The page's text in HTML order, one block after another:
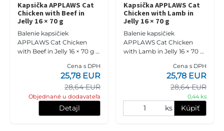
Kapsička APPLAWS Cat
Chicken with Beef in
Jelly 16 × 70 g
Balenie kapsičiek
APPLAWS Cat Chicken
with Beef in Jelly 16 × 70 g je
pre dospelé mačky s 55 %
kuracích pŕs, 7 %
hovädzieho mäs
Cena s DPH
28,64 EUR
25,78 EUR
Objednané u dodavateľa
Detajl
Kapsička APPLAWS Cat
Chicken with Lamb in
Jelly 16 × 70 g
Balenie kapsičiek
APPLAWS Cat Chicken
with Lamb in Jelly 16 × 70 g
pre dospelé mačky s 55 %
kuracích pŕs, 7 %
jahňacieho mäs
Cena s DPH
28,64 EUR
25,78 EUR
0,44 ks
ks Kúpiť